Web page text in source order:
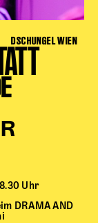
DSCHUNGEL WIEN
Uhr
DRAMA AND